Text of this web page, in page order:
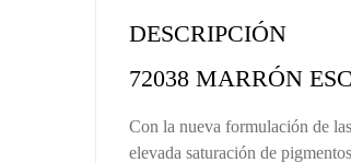
DESCRIPCIÓN
72038 MARRÓN
Con la nueva formulación de
elevada saturación de